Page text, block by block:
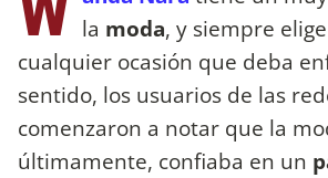
la moda, y siempre
cualquier ocasión que deba
sentido, los usuarios de las
comenzaron a notar que la
últimamente, confiaba en un